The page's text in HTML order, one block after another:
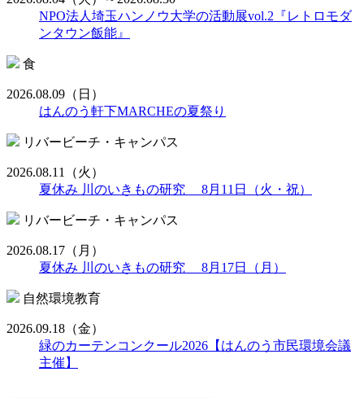
NPO法人埼玉ハンノウ大学の活動展vol.2『レトロモダ
ンタウン飯能』
食
2026.08.09 （日）
はんのう軒下MARCHEの夏祭り
リバービーチ・キャンパス
2026.08.11
（火）
夏休み 川のいきもの研究 8月11日（火・祝）
リバービーチ・キャンパス
2026.08.17 （月）
夏休み 川のいきもの研究 8月17日（月）
自然環境教育
2026.09.18 （金）
緑のカーテンコンクール2026【はんのう市民環境会議
主催】